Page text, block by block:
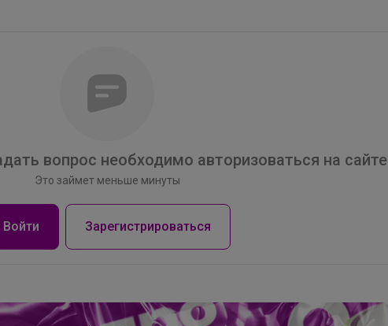
вопрос необходимо авторизоваться на сайте
Это займет меньше минуты
Войти Зарегистрироваться
термонаклейки на одежду для